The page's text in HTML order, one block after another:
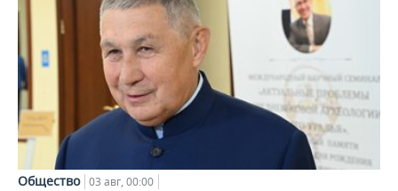
Общество 03 авг, 00:00